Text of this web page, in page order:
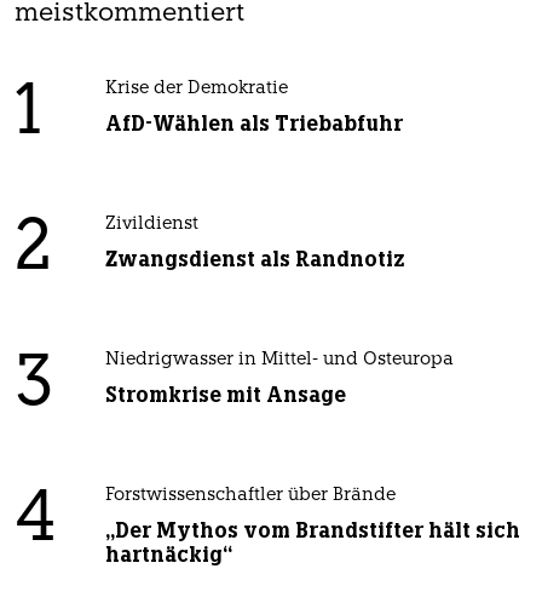
meistkommentiert
1 Krise der Demokratie
AfD-Wählen als Triebabfuhr
2 Zivildienst
Zwangsdienst als Randnotiz
3 Niedrigwasser in Mittel- und Osteuropa
Stromkrise mit Ansage
4 Forstwissenschaftler über Brände
„Der Mythos vom Brandstifter hält sich
hartnäckig“